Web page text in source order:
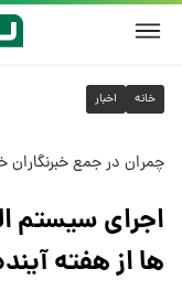
خانه اخبار
چمران در جمع خبرنگاران
اجرای سیستم
ها از هفته